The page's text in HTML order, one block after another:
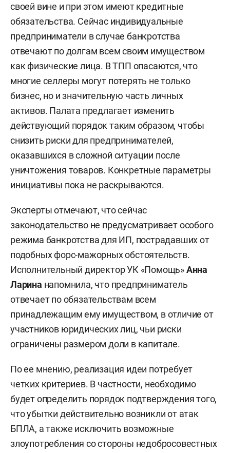
своей вине и при этом имеют кредитные
обязательства. Сейчас индивидуальные
предприниматели в случае банкротства
отвечают по долгам всем своим имуществом
как физические лица. В ТПП опасаются, что
многие селлеры могут потерять не только
бизнес, но и значительную часть личных
активов. Палата предлагает изменить
действующий порядок таким образом, чтобы
снизить риски для предпринимателей,
оказавшихся в сложной ситуации после
уничтожения товаров. Конкретные параметры
инициативы пока не раскрываются.
Эксперты отмечают, что сейчас
законодательство не предусматривает особого
режима банкротства для ИП, пострадавших от
подобных форс-мажорных обстоятельств.
Исполнительный директор УК «Помощь»Анна
Ларина напомнила, что предприниматель
отвечает по обязательствам всем
принадлежащим ему имуществом, в отличие от
участников юридических лиц, чьи риски
ограничены размером доли в капитале.
По ее мнению, реализация идеи потребует
четких критериев. В частности, необходимо
будет определить порядок подтверждения того,
что убытки действительно возникли от атак
БПЛА, а также исключить возможные
злоупотребления со стороны недобросовестных